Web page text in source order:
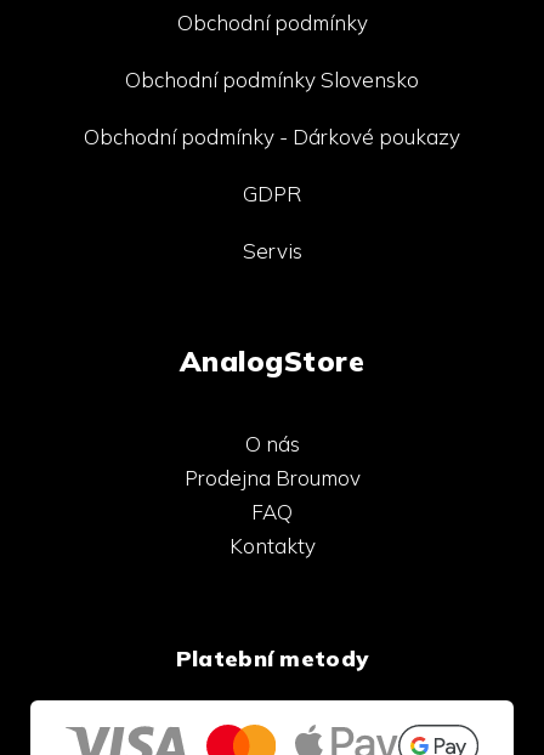
Obchodní podmínky
Obchodní podmínky Slovensko
Obchodní podmínky - Dárkové poukazy
GDPR
Servis
AnalogStore
O nás
Prodejna Broumov
FAQ
Kontakty
Platební metody